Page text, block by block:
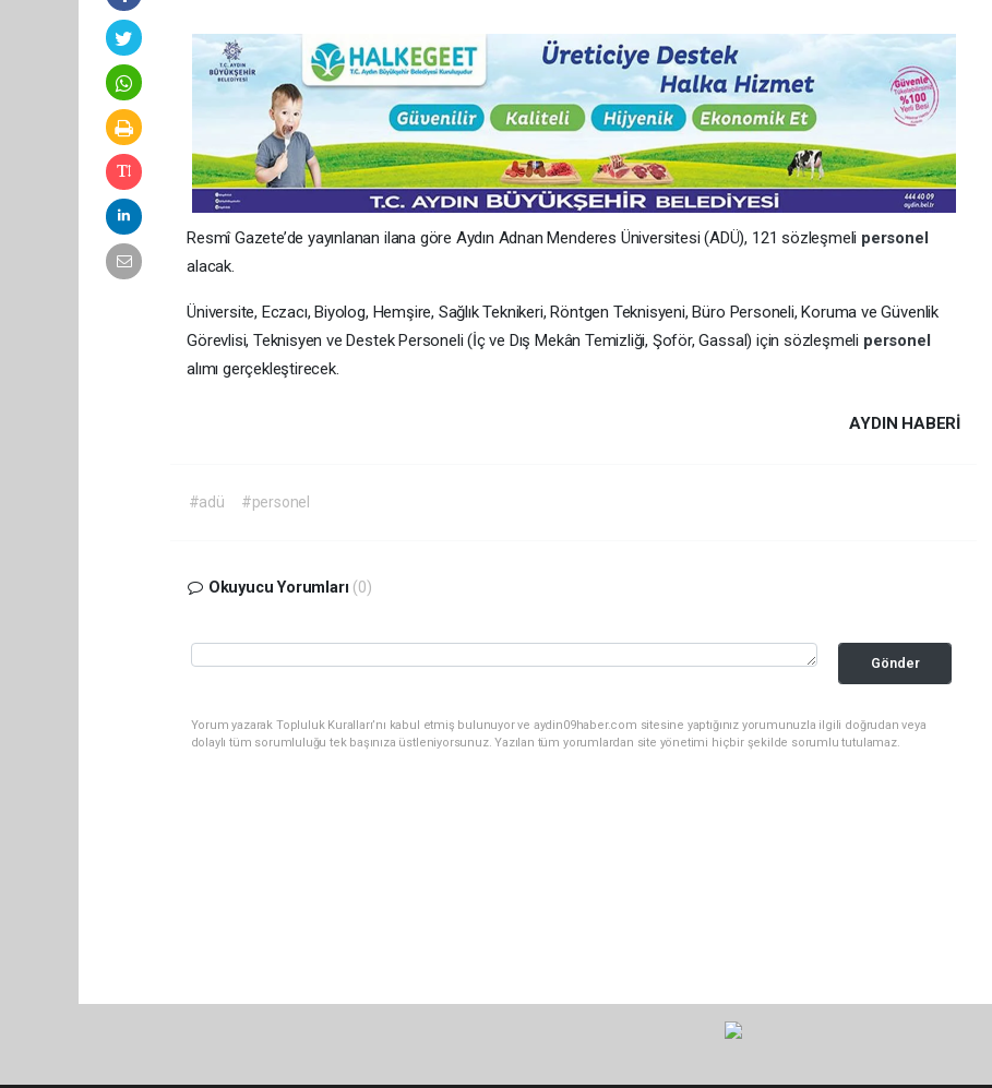
Resmî Gazete’de yayınlanan ilana göre Aydın Adnan Menderes Üniversitesi (ADÜ), 121 sözleşmeli personel
alacak.
Üniversite, Eczacı, Biyolog, Hemşire, Sağlık Teknikeri, Röntgen Teknisyeni, Büro Personeli, Koruma ve Güvenlik
Görevlisi, Teknisyen ve Destek Personeli (İç ve Dış Mekân Temizliği, Şoför, Gassal) için sözleşmeli personel
alımı gerçekleştirecek.
AYDIN HABERİ
#adü #personel
Okuyucu Yorumları (0)
Gönder
Yorum yazarak Topluluk Kuralları’nı kabul etmiş bulunuyor ve aydin09haber.com sitesine yaptığınız yorumunuzla ilgili doğrudan veya
dolaylı tüm sorumluluğu tek başınıza üstleniyorsunuz. Yazılan tüm yorumlardan site yönetimi hiçbir şekilde sorumlu tutulamaz.